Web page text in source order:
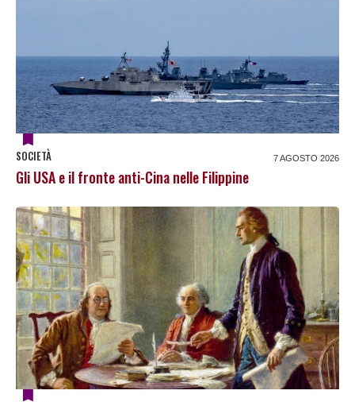
SOCIETÀ 7 AGOSTO 2026
Gli USA e il fronte anti-Cina nelle Filippine